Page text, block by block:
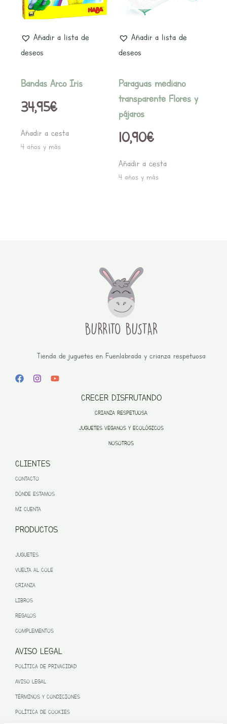
Añadir a lista de
deseos
Bandas Arco Iris
34,95€
Añadir a cesta
4 años y más
Añadir a lista de
deseos
Paraguas mediano
transparente Flores y
pájaros
10,90€
Añadir a cesta
4 años y más
Tienda de juguetes en Fuenlabrada y crianza respetuosa
CRECER DISFRUTANDO
CRIANZA RESPETUOSA
JUGUETES VEGANOS Y ECOLÓGICOS
NOSOTROS
CLIENTES
CONTACTO
DÓNDE ESTAMOS
MI CUENTA
PRODUCTOS
JUGUETES
VUELTA AL COLE
CRIANZA
LIBROS
REGALOS
COMPLEMENTOS
AVISO LEGAL
POLÍTICA DE PRIVACIDAD
AVISO LEGAL
TÉRMINOS Y CONDICIONES
POLÍTICA DE COOKIES